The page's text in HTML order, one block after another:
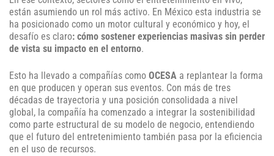
están asumiendo un rol más activo. En México esta industria se
ha posicionado como un motor cultural y económico y hoy, el
desafío es claro: cómo sostener experiencias masivas sin perder
de vista su impacto en el entorno.
Esto ha llevado a compañías como OCESA a replantear la forma
en que producen y operan sus eventos. Con más de tres
décadas de trayectoria y una posición consolidada a nivel
global, la compañía ha comenzado a integrar la sostenibilidad
como parte estructural de su modelo de negocio, entendiendo
que el futuro del entretenimiento también pasa por la eficiencia
en el uso de recursos.